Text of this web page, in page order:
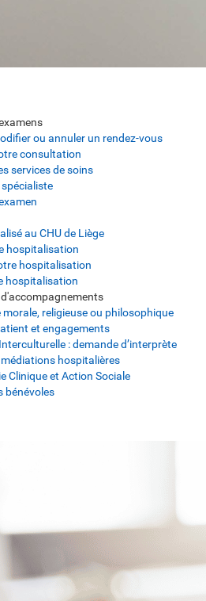
ou annuler un rendez-vous
consultation
services de soins
au CHU de Liège
hospitalisation
hospitalisation
hospitalisation
religieuse ou philosophique
et engagements
: demande d’interprète
hospitalières
Clinique et Action Sociale
bénévoles